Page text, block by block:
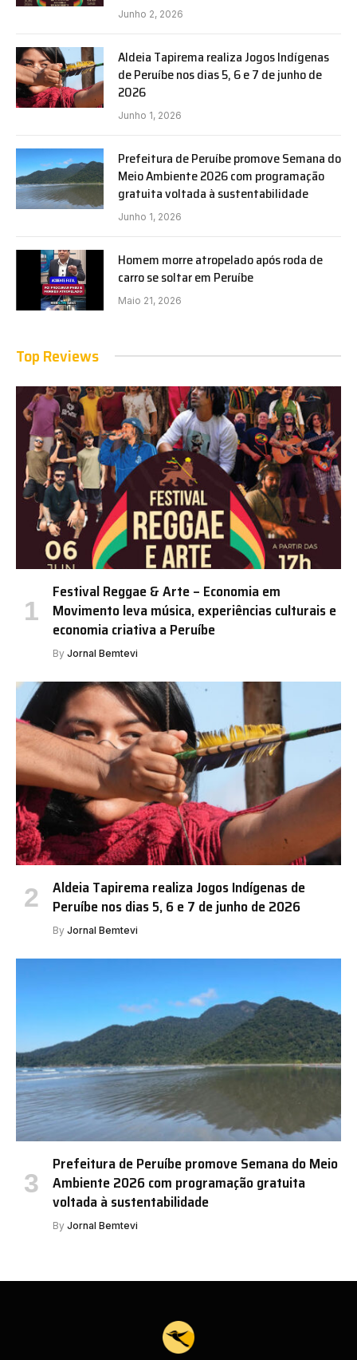
Junho 2, 2026
Aldeia Tapirema realiza Jogos Indígenas
de Peruíbe nos dias 5, 6 e 7 de junho de
2026
Junho 1, 2026
Prefeitura de Peruíbe promove Semana do
Meio Ambiente 2026 com programação
gratuita voltada à sustentabilidade
Junho 1, 2026
Homem morre atropelado após roda de
carro se soltar em Peruíbe
Maio 21, 2026
Top Reviews
Festival Reggae & Arte – Economia em
Movimento leva música, experiências culturais e
economia criativa a Peruíbe
By Jornal Bemtevi
Aldeia Tapirema realiza Jogos Indígenas de
Peruíbe nos dias 5, 6 e 7 de junho de 2026
By Jornal Bemtevi
Prefeitura de Peruíbe promove Semana do Meio
Ambiente 2026 com programação gratuita
voltada à sustentabilidade
By Jornal Bemtevi